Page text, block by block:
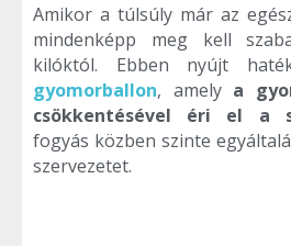
Amikor a túlsúly már az
mindenképp meg kell
kilóktól. Ebben nyújt
gyomorballon, amely a
csökkentésével éri el a
fogyás közben szinte
szervezetet.